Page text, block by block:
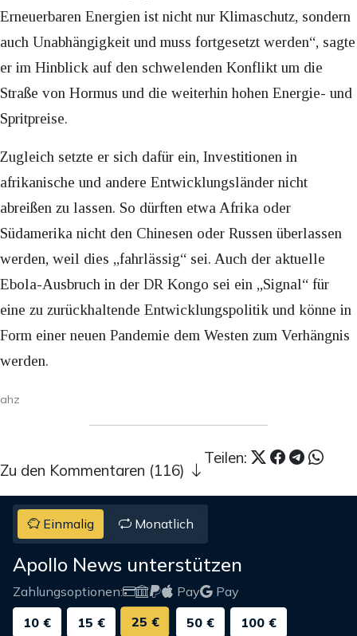
Erneuerbaren Energien ist nicht nur Klimaschutz, sondern
auch Unabhängigkeit und muss fortgesetzt werden“, sagte
er im Hinblick auf den schwelenden Konflikt um die
Straße von Hormus und die weiterhin hohen Energie- und
Spritpreise.
Zugleich setzte er sich dafür ein, Investitionen in
afrikanische und andere Entwicklungsländer nicht
abreißen zu lassen. So dürften etwa Afrika oder
Südamerika nicht den Chinesen oder Russen überlassen
werden, weil dies „fahrlässig“ sei. Auch der aktuelle
Ebola-Ausbruch in der DR Kongo sei ein „Signal“ für
eine zu zurückhaltende Entwicklungspolitik und könne in
Form einer neuen Pandemie dem Westen zum Verhängnis
werden.
ahz
Teilen:
Zu den Kommentaren (116)
Einmalig Monatlich
Apollo News unterstützen
Zahlungsoptionen: Pay
Pay
10 €
15 € 25 € 50 € 100 €